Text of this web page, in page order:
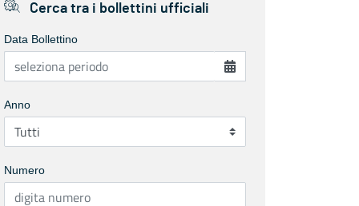
Cerca tra i bollettini ufficiali
Data Bollettino
Anno
Numero